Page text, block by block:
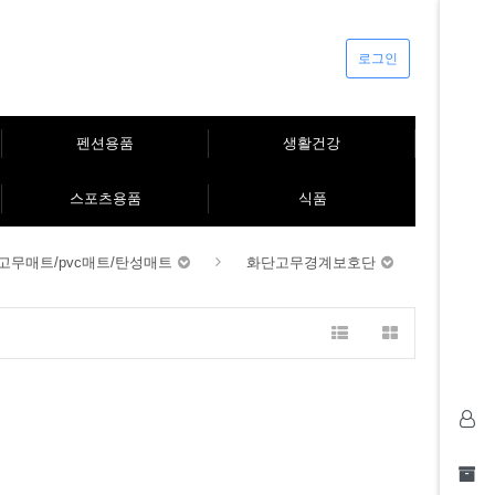
로그인
펜션용품 생활건강
스포츠용품 식품
무매트/pvc매트/탄성매트 화단고무경계보호단